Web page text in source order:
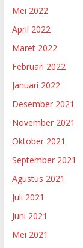
Mei 2022
April 2022
Maret 2022
Februari 2022
Januari 2022
Desember 2021
November 2021
Oktober 2021
September 2021
Agustus 2021
Juli 2021
Juni 2021
Mei 2021